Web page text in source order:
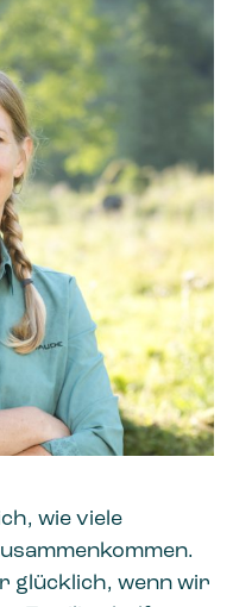
wie viele
glücklich, wenn wir